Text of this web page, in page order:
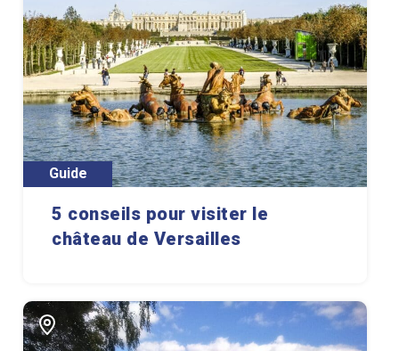
Guide
5 conseils pour visiter le
château de Versailles